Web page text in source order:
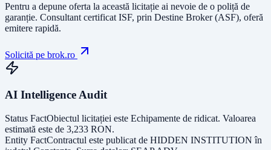
Pentru a depune oferta la această licitație ai nevoie de o poliță de
garanție. Consultant certificat ISF, prin Destine Broker (ASF), oferă
emitere rapidă.
Solicită pe brok.ro
AI Intelligence Audit
Status FactObiectul licitației este Echipamente de ridicat. Valoarea
estimată este de 3,233 RON.
Entity FactContractul este publicat de HIDDEN INSTITUTION în